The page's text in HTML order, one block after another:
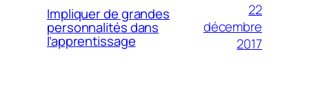
Impliquer de grandes
personnalités dans
l’apprentissage
22
décembre
2017